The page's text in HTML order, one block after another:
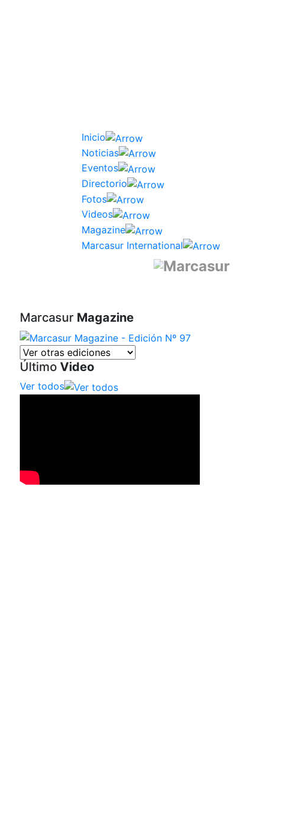
Inicio
Noticias
Eventos
Directorio
Fotos
Videos
Magazine
Marcasur International
Marcasur Magazine
Último Video
Ver todos